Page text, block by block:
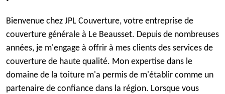
Bienvenue chez JPL Couverture, votre entreprise de
couverture générale à Le Beausset. Depuis de nombreuses
années, je m'engage à offrir à mes clients des services de
couverture de haute qualité. Mon expertise dans le
domaine de la toiture m'a permis de m'établir comme un
partenaire de confiance dans la région. Lorsque vous